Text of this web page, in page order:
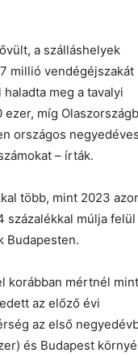
a szálláshelyek
millió vendégéjszakát
meg a tavalyi
míg
országos negyedéves
– írták.
több, mint 2023
százalékkal múlja felül
Budapesten.
korábban mértnél
az előző évi
az első
és Budapest